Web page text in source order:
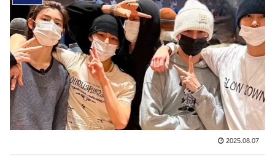
2025.08.07